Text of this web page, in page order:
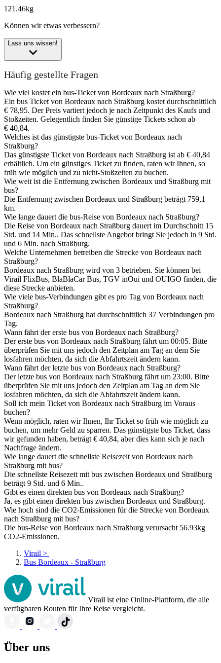
121.46kg
Können wir etwas verbessern?
Lass uns wissen!
Häufig gestellte Fragen
Wie viel kostet ein bus-Ticket von Bordeaux nach Straßburg?
Ein bus Ticket von Bordeaux nach Straßburg kostet durchschnittlich
€ 78,95. Der Preis variiert jedoch je nach Zeitpunkt des Kaufs und
Stoßzeiten. Gelegentlich finden Sie günstige Tickets schon ab
€ 40,84.
Welches ist das günstigste bus-Ticket von Bordeaux nach
Straßburg?
Das günstigste Ticket von Bordeaux nach Straßburg ist ab € 40,84
erhältlich. Um ein günstiges Ticket zu finden, raten wir Ihnen, so
früh wie möglich und zu nicht-Stoßzeiten zu buchen.
Wie weit ist die Entfernung zwischen Bordeaux und Straßburg mit
bus?
Die Entfernung zwischen Bordeaux und Straßburg beträgt 759,1
km.
Wie lange dauert die bus-Reise von Bordeaux nach Straßburg?
Die Reise von Bordeaux nach Straßburg dauert im Durchschnitt 15
Std. und 14 Min.. Das schnellste Angebot bringt Sie jedoch in 9 Std.
und 6 Min. nach Straßburg.
Welche Unternehmen betreiben die Strecke von Bordeaux nach
Straßburg?
Bordeaux nach Straßburg wird von 3 betrieben. Sie können bei
Virail FlixBus, BlaBlaCar Bus, TGV inOui und OUIGO finden, die
diese Strecke anbieten.
Wie viele bus-Verbindungen gibt es pro Tag von Bordeaux nach
Straßburg?
Bordeaux nach Straßburg hat durchschnittlich 37 Verbindungen pro
Tag.
Wann fährt der erste bus von Bordeaux nach Straßburg?
Der erste bus von Bordeaux nach Straßburg fährt um 00:05. Bitte
überprüfen Sie mit uns jedoch den Zeitplan am Tag an dem Sie
losfahren möchten, da sich die Abfahrtszeit ändern kann.
Wann fährt der letzte bus von Bordeaux nach Straßburg?
Der letzte bus von Bordeaux nach Straßburg fährt um 23:00. Bitte
überprüfen Sie mit uns jedoch den Zeitplan am Tag an dem Sie
losfahren möchten, da sich die Abfahrtszeit ändern kann.
Soll ich mein Ticket von Bordeaux nach Straßburg im Voraus
buchen?
Wenn möglich, raten wir Ihnen, Ihr Ticket so früh wie möglich zu
buchen, um mehr Geld zu sparren. Das günstigste bus Ticket, dass
wir gefunden haben, beträgt € 40,84, aber dies kann sich je nach
Nachfrage ändern.
Wie lange dauert die schnellste Reisezeit von Bordeaux nach
Straßburg mit bus?
Die schnellste Reisezeit mit bus zwischen Bordeaux und Straßburg
beträgt 9 Std. und 6 Min..
Gibt es einen direkten bus von Bordeaux nach Straßburg?
Ja, es gibt einen direkten bus zwischen Bordeaux und Straßburg.
Wie hoch sind die CO2-Emissionen für die Strecke von Bordeaux
nach Straßburg mit bus?
Die bus-Reise von Bordeaux nach Straßburg verursacht 56.93kg
CO2-Emissionen.
Virail >
Bus Bordeaux - Straßburg
Virail ist eine Online-Plattform, die alle
verfügbaren Routen für Ihre Reise vergleicht.
Über uns